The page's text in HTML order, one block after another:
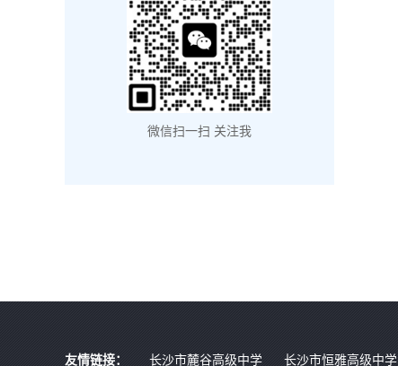
微信扫一扫 关注我
友情链接： 长沙市麓谷高级中学 长沙市恒雅高级中学